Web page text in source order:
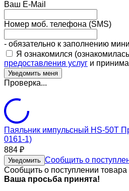
Ваш E-Mail
Номер моб. телефона (SMS)
- обязательно к заполнению
Я ознакомился
предоставления услуг и
Проверка...
Паяльник импульсный HS-50T
0161-1)
884 ₽
Уведомить Сообщить о
Сообщить о поступлении товара
Ваша просьба принята!